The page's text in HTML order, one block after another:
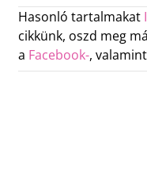
Hasonló tartalmakat
cikkünk, oszd meg
a Facebook-, valamint